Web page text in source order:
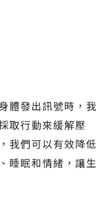
體發出訊號時，我
取行動來緩解壓
我們可以有效降低
睡眠和情緒，讓生